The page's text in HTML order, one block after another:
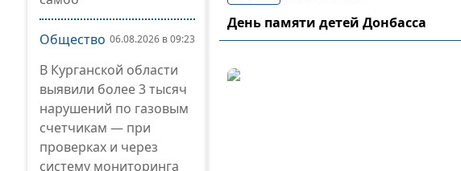
Общество 06.08.2026 в 09:23
В Курганской области
выявили более 3 тысяч
нарушений по газовым
счетчикам — при
проверках и через
систему мониторинга
День памяти детей Донбасса